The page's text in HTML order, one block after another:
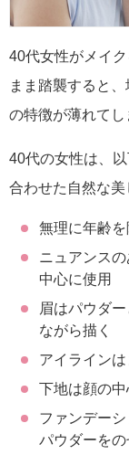
40代女性がメイ
まま踏襲すると
の特徴が薄れてし
40代の女性は、
合わせた自然な美
無理に年齢
ニュアンス
中心に使用
眉はパウダ
ながら描く
アイライン
下地は顔の
ファンデー
パウダーをの